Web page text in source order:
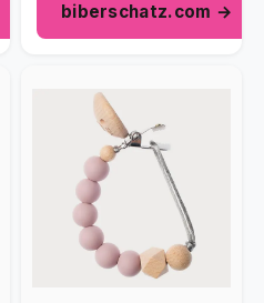
biberschatz.com →